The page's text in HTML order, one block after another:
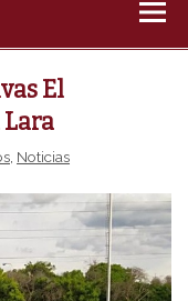
El
Noticias